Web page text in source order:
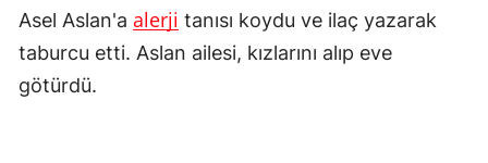
Asel Aslan'a alerji tanısı koydu ve ilaç yazarak
taburcu etti. Aslan ailesi, kızlarını alıp eve
götürdü.